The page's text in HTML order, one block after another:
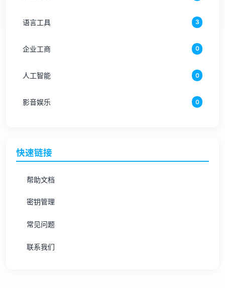
语言工具 3
企业工商 0
人工智能 0
影音娱乐 0
快速链接
帮助文档
密钥管理
常见问题
联系我们